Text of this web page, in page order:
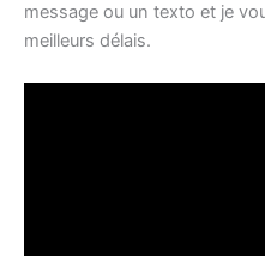
message ou un texto et je
meilleurs délais.